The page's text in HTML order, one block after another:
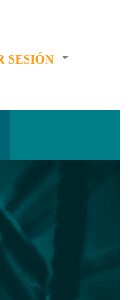
SESIÓN